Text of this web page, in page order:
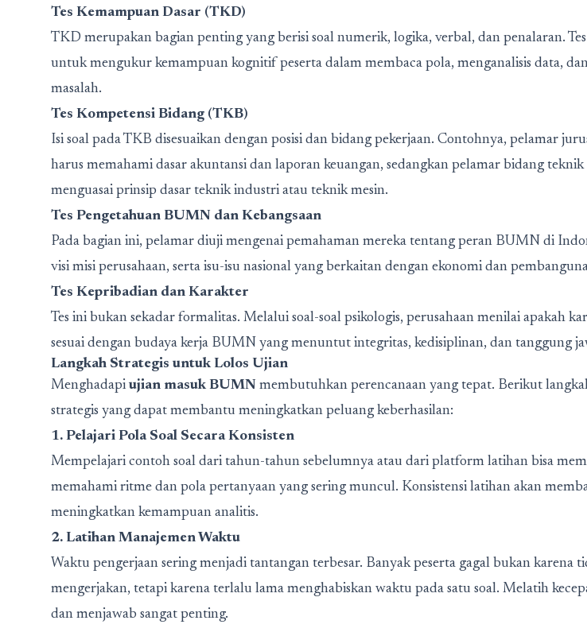
Tes Kemampuan Dasar (TKD)
TKD merupakan bagian penting yang berisi soal numerik, logika, verbal, dan penalaran.
untuk mengukur kemampuan kognitif peserta dalam membaca pola, menganalisis data,
masalah.
Tes Kompetensi Bidang (TKB)
Isi soal pada TKB disesuaikan dengan posisi dan bidang pekerjaan. Contohnya, pelamar
harus memahami dasar akuntansi dan laporan keuangan, sedangkan pelamar bidang
menguasai prinsip dasar teknik industri atau teknik mesin.
Tes Pengetahuan BUMN dan Kebangsaan
Pada bagian ini, pelamar diuji mengenai pemahaman mereka tentang peran BUMN di
visi misi perusahaan, serta isu-isu nasional yang berkaitan dengan ekonomi dan
Tes Kepribadian dan Karakter
Tes ini bukan sekadar formalitas. Melalui soal-soal psikologis, perusahaan menilai apakah
sesuai dengan budaya kerja BUMN yang menuntut integritas, kedisiplinan, dan tanggung
Langkah Strategis untuk Lolos Ujian
Menghadapi ujian masuk BUMN membutuhkan perencanaan yang tepat. Berikut
strategis yang dapat membantu meningkatkan peluang keberhasilan:
1. Pelajari Pola Soal Secara Konsisten
Mempelajari contoh soal dari tahun-tahun sebelumnya atau dari platform latihan bisa
memahami ritme dan pola pertanyaan yang sering muncul. Konsistensi latihan akan
meningkatkan kemampuan analitis.
2. Latihan Manajemen Waktu
Waktu pengerjaan sering menjadi tantangan terbesar. Banyak peserta gagal bukan karena
mengerjakan, tetapi karena terlalu lama menghabiskan waktu pada satu soal. Melatih
dan menjawab sangat penting.